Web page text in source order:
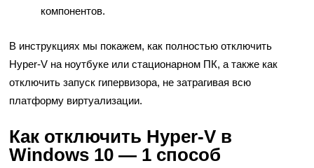
компонентов.
В инструкциях мы покажем, как полностью отключить
Hyper-V на ноутбуке или стационарном ПК, а также как
отключить запуск гипервизора, не затрагивая всю
платформу виртуализации.
Как отключить Hyper-V в
Windows 10 — 1 способ